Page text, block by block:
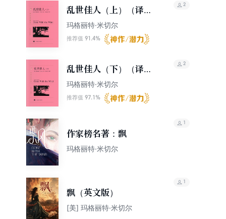
乱世佳人（上）（译文
名著精选）
玛格丽特·米切尔
推荐值 91.4%
2
乱世佳人（下）（译文
名著精选）
玛格丽特·米切尔
推荐值 97.1%
2
作家榜名著：飘
玛格丽特·米切尔
1
飘（英文版）
[美] 玛格丽特·米切尔
1